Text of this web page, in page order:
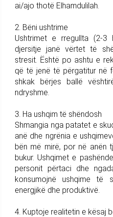
ai/ajo thotë Elhamdulilah.
2. Bëni ushtrime
Ushtrimet e rregullta (2-
djersitje janë vërtet të
stresit. Është po ashtu e
që të jenë të përgatitur në
shkak bërjes ballë
ndryshme.
3. Ha ushqim të shëndosh
Shmangia nga patatet e
anë dhe ngrënia e
bën më mirë, por në anën
bukur. Ushqimet e
personit përtaci dhe
konsumojnë ushqime të
energjikë dhe produktivë.
4. Kuptoje realitetin e kësaj